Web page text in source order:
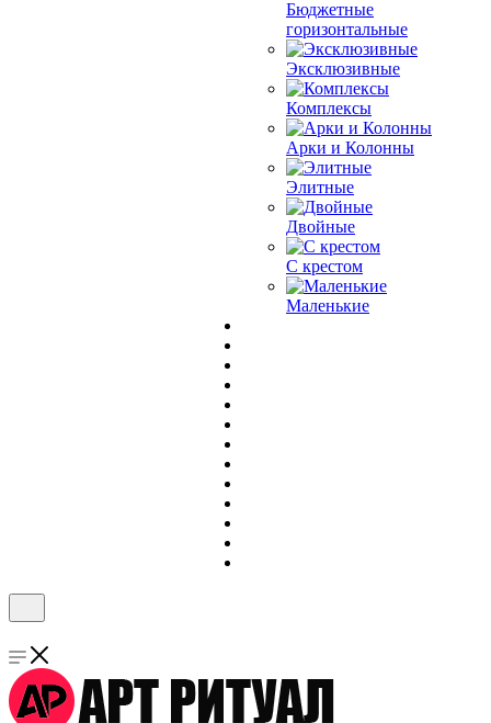
Бюджетные
горизонтальные
Эксклюзивные
Комплексы
Арки и Колонны
Элитные
Двойные
С крестом
Маленькие